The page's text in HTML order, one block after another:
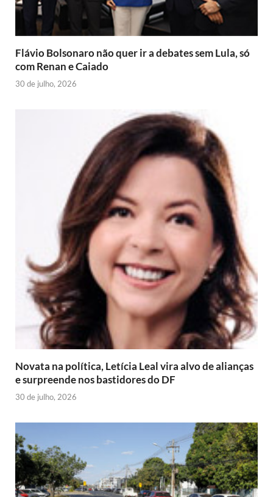
l
y
Flávio Bolsonaro não quer ir a debates sem Lula, só
com Renan e Caiado
30 de julho, 2026
Novata na política, Letícia Leal vira alvo de alianças
e surpreende nos bastidores do DF
30 de julho, 2026